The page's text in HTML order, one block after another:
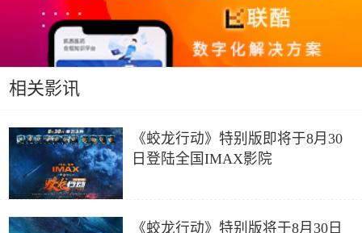
相关影讯
《蛟龙行动》特别版即将于8月30
日登陆全国IMAX影院
《蛟龙行动》特别版将于8月30日